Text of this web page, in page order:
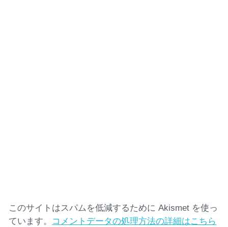
このサイトはスパムを低減するために Akismet を使っ
ています。 コメントデータの処理方法の詳細はこちら